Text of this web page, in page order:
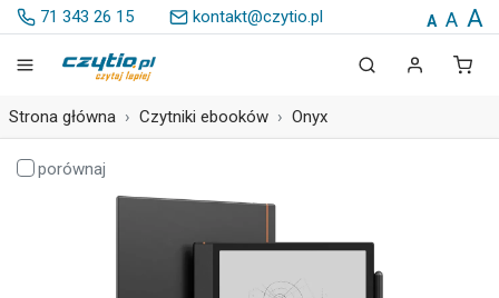
71 343 26 15 kontakt@czytio.pl A A A
Strona główna Czytniki ebooków Onyx
porównaj